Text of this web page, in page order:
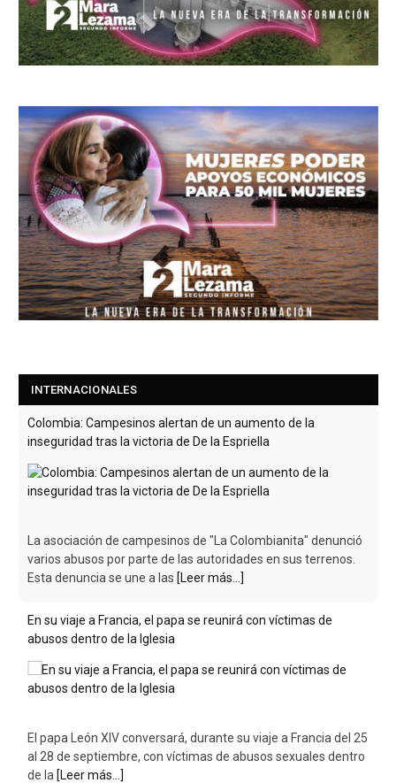
INTERNACIONALES
Colombia: Campesinos alertan de un aumento de la
inseguridad tras la victoria de De la Espriella
La asociación de campesinos de "La Colombianita" denunció
varios abusos por parte de las autoridades en sus terrenos.
Esta denuncia se une a las [Leer más...]
En su viaje a Francia, el papa se reunirá con víctimas de
abusos dentro de la Iglesia
El papa León XIV conversará, durante su viaje a Francia del 25
al 28 de septiembre, con víctimas de abusos sexuales dentro
de la [Leer más...]